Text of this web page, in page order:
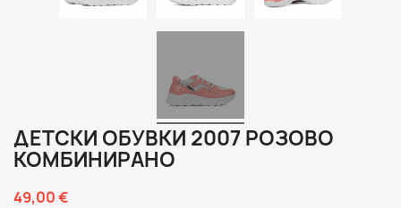
ДЕТСКИ ОБУВКИ 2007 РОЗОВО
КОМБИНИРАНО
49,00 €